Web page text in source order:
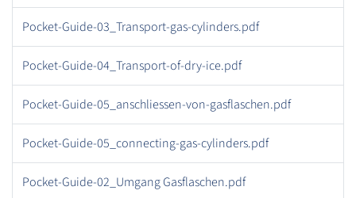
Pocket-Guide-03_Transport-gas-cylinders.pdf
Pocket-Guide-04_Transport-of-dry-ice.pdf
Pocket-Guide-05_anschliessen-von-gasflaschen.pdf
Pocket-Guide-05_connecting-gas-cylinders.pdf
Pocket-Guide-02_Umgang Gasflaschen.pdf